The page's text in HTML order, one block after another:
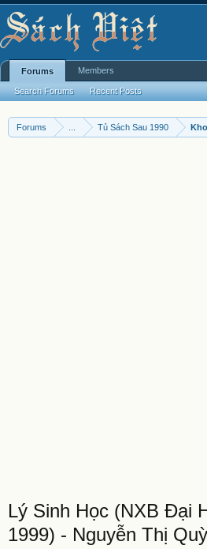
Forums Tủ Sách Sau 1990
Lý Sinh Học (NXB Đại
1999) - Nguyễn Thị
Forums
Search Forums Recent Posts
Members